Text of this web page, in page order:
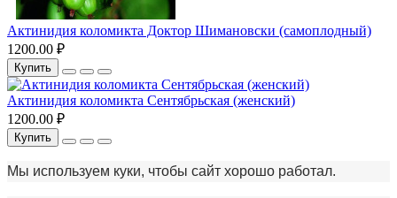
Актинидия коломикта Доктор Шимановски (самоплодный)
1200.00 ₽
Купить
Актинидия коломикта Сентябрьская (женский)
1200.00 ₽
Купить
Мы используем куки, чтобы сайт хорошо работал.